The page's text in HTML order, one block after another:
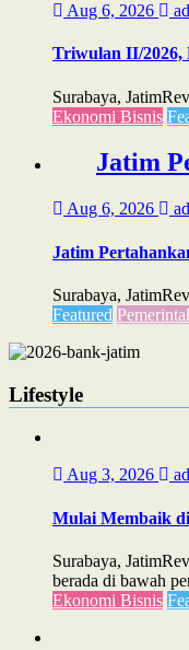
Aug 6, 2026
Triwulan II/2026,
Surabaya,
Ekonomi Bisnis
Jatim
Aug 6, 2026
Jatim
Surabaya,
Featured
Lifestyle
Aug 3, 2026
Mulai Membaik
Surabaya,
berada di bawah
Ekonomi Bisnis